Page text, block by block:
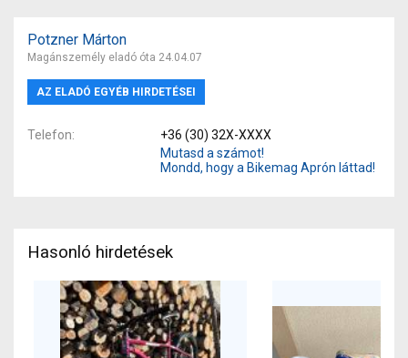
Potzner Márton
Magánszemély eladó óta 24.04.07
AZ ELADÓ EGYÉB HIRDETÉSEI
Telefon
+36 (30) 32X-XXXX
Mutasd a számot!
Mondd, hogy a Bikemag Aprón láttad!
Hasonló hirdetések